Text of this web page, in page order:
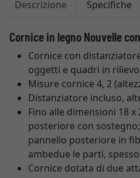
Descrizione Specifiche
Cornice in legno Nouvelle
Cornice con
oggetti e quadri in rilievo
Misure cornice 4, 2
Distanziatore incluso,
Fino alle dimensioni 18
posteriore con
pannello posteriore in
ambedue le parti,
Cornice dotata di due